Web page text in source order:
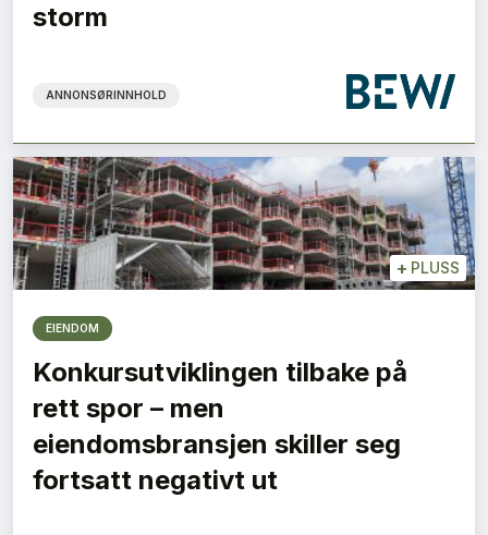
storm
ANNONSØRINNHOLD
+ PLUSS
EIENDOM
Konkursutviklingen tilbake på
rett spor – men
eiendomsbransjen skiller seg
fortsatt negativt ut